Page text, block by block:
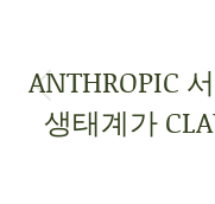
ANTHROPIC
생태계가